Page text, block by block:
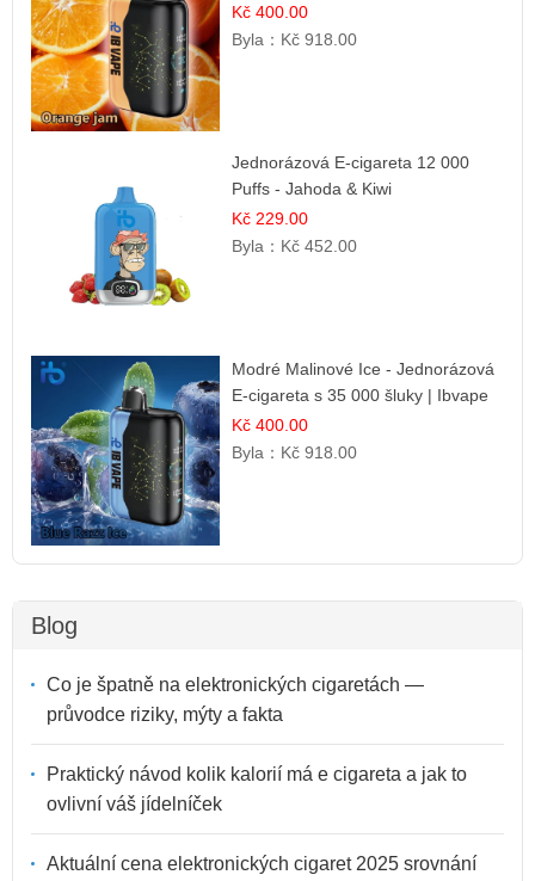
Kč 400.00
Byla： Kč 918.00
Jednorázová E-cigareta 12 000
Puffs - Jahoda & Kiwi
Kč 229.00
Byla： Kč 452.00
Modré Malinové Ice - Jednorázová
E-cigareta s 35 000 šluky | Ibvape
Kč 400.00
Byla： Kč 918.00
Blog
Co je špatně na elektronických cigaretách —
průvodce riziky, mýty a fakta
Praktický návod kolik kalorií má e cigareta a jak to
ovlivní váš jídelníček
Aktuální cena elektronických cigaret 2025 srovnání